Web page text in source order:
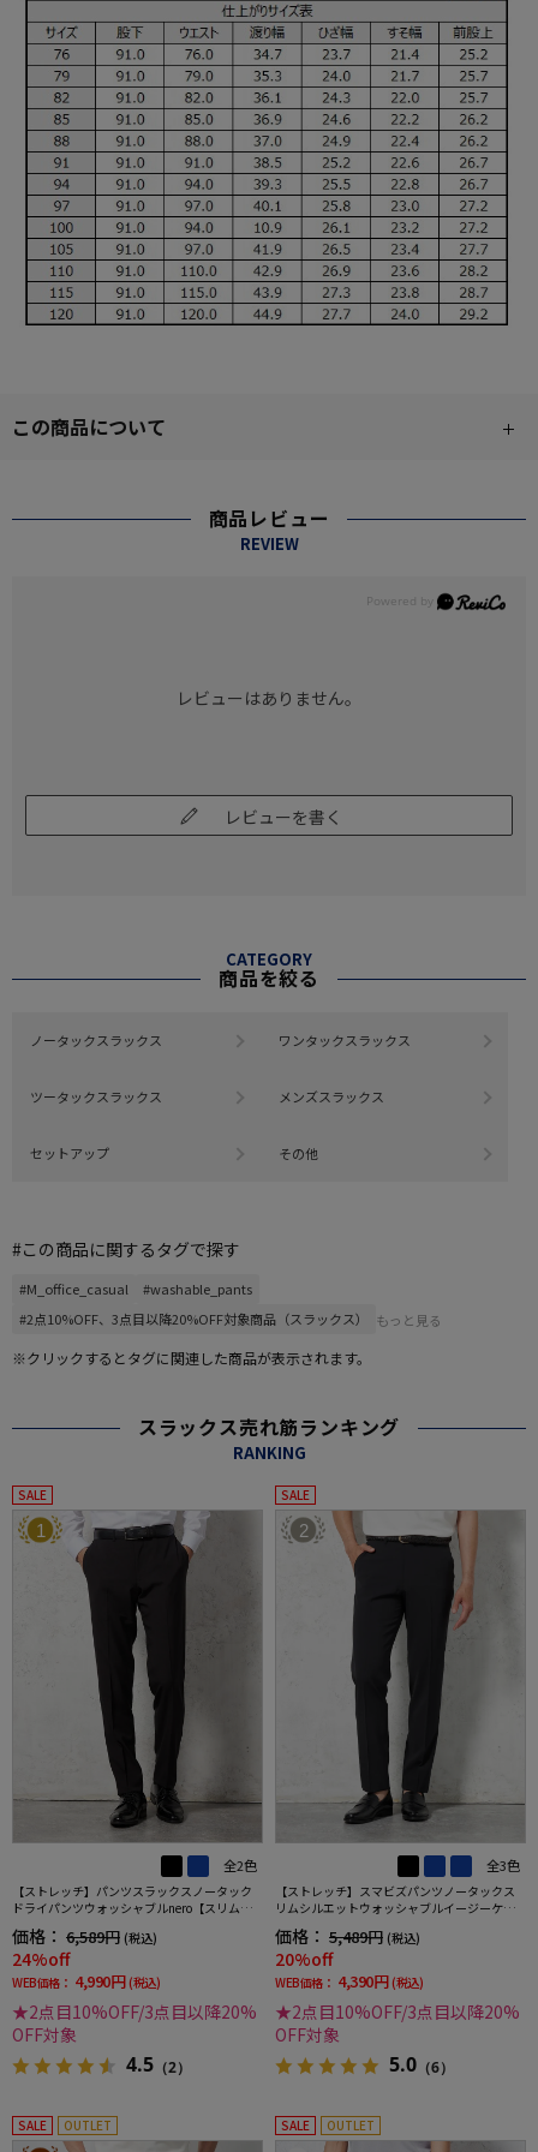
この商品について
商品レビュー
REVIEW
レビューはありません。
レビューを書く
CATEGORY
商品を絞る
ノータックスラックス ワンタックスラックス
ツータックスラックス メンズスラックス
セットアップ その他
#この商品に関するタグで探す
#M_office_casual
#washable_pants
#2点10%OFF、3点目以降20%OFF対象商品（スラックス）
もっと見る
※クリックするとタグに関連した商品が表示されます。
スラックス売れ筋ランキング
RANKING
SALE
1
全2色
【ストレッチ】パンツスラックスノータック
ドライパンツウォッシャブルnero【スリムデ
ザイン】
価格： 6,589円 (税込)
24%off
WEB価格： 4,990円 (税込)
★2点目10%OFF/3点目以降20%
OFF対象
4.5 （2）
SALE
2
全3色
【ストレッチ】スマビズパンツノータックス
リムシルエットウォッシャブルイージーケア
スラックス
価格： 5,489円 (税込)
20%off
WEB価格： 4,390円 (税込)
★2点目10%OFF/3点目以降20%
OFF対象
5.0 （6）
SALE OUTLET SALE OUTLET